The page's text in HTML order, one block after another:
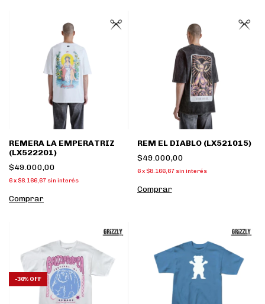
REMERA LA EMPERATRIZ
(LX522201)
$49.000,00
6x $8.166,67 sin interés
Comprar
REM EL DIABLO (LX521015)
$49.000,00
6 x $8.166,67 sin interés
Comprar
-30% OFF